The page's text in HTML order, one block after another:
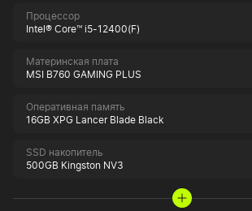
Процессор
Intel® Core™ i5-12400(F)
Материнская плата
MSI B760 GAMING PLUS
Оперативная память
16GB XPG Lancer Blade Black
SSD накопитель
500GB Kingston NV3